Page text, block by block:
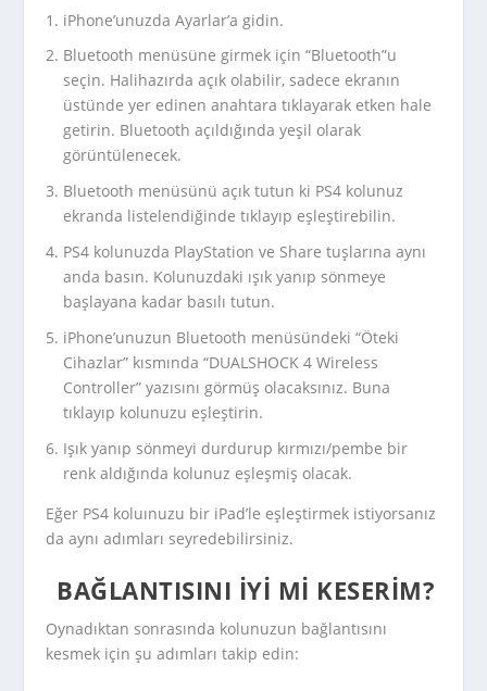
iPhone’unuzda Ayarlar’a gidin.
Bluetooth menüsüne girmek için “Bluetooth”u
seçin. Halihazırda açık olabilir, sadece ekranın
üstünde yer edinen anahtara tıklayarak etken hale
getirin. Bluetooth açıldığında yeşil olarak
görüntülenecek.
Bluetooth menüsünü açık tutun ki PS4 kolunuz
ekranda listelendiğinde tıklayıp eşleştirebilin.
PS4 kolunuzda PlayStation ve Share tuşlarına aynı
anda basın. Kolunuzdaki ışık yanıp sönmeye
başlayana kadar basılı tutun.
iPhone’unuzun Bluetooth menüsündeki “Öteki
Cihazlar” kısmında “DUALSHOCK 4 Wireless
Controller” yazısını görmüş olacaksınız. Buna
tıklayıp kolunuzu eşleştirin.
Işık yanıp sönmeyi durdurup kırmızı/pembe bir
renk aldığında kolunuz eşleşmiş olacak.
Eğer PS4 koluınuzu bir iPad’le eşleştirmek istiyorsanız
da aynı adımları seyredebilirsiniz.
BAĞLANTISINI IYI MI KESERIM?
Oynadıktan sonrasında kolunuzun bağlantısını
kesmek için şu adımları takip edin: